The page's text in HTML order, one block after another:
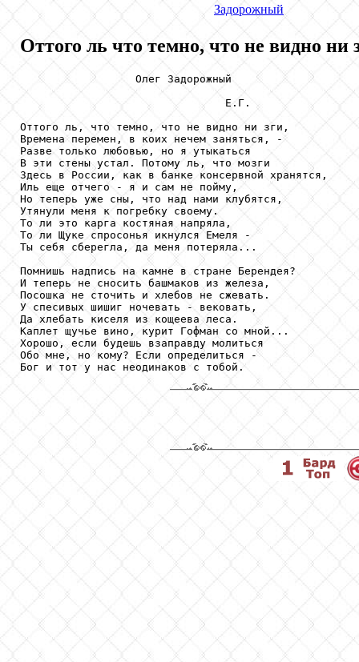
Задорожный
Оттого ль что темно, что не видно ни
                  Олег Задорожный
                                Е.Г.
Оттого ль, что темно, что не видно ни зги,
Времена перемен, в коих нечем заняться, -
Разве только любовью, но я утыкаться
В эти стены устал. Потому ль, что мозги
Здесь в России, как в банке консервной хранятся,
Иль еще отчего - я и сам не пойму,
Но теперь уже сны, что над нами клубятся,
Утянули меня к погребку своему.
То ли это карга костяная напряла,
То ли Щуке спросонья икнулся Емеля -
Ты себя сберегла, да меня потеряла...
Помнишь надпись на камне в стране Берендея?
И теперь не сносить башмаков из железа,
Посошка не сточить и хлебов не сжевать.
У спесивых шишиг ночевать - вековать,
Да хлебать киселя из кощеева леса.
Каплет щучье вино, курит Гофман со мной...
Хорошо, если будешь взаправду молиться
Обо мне, но кому? Если определиться -
Бог и тот у нас неодинаков с тобой.